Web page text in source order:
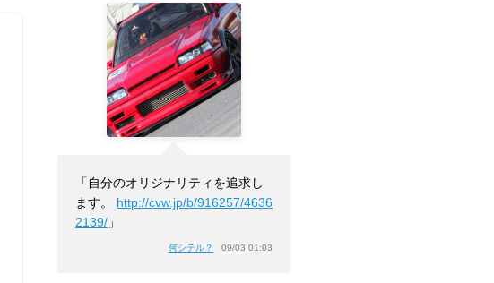
「自分のオリジナリティを追求し
ます。 http://cvw.jp/b/916257/4636
2139/ 」
何シテル？ 09/03 01:03